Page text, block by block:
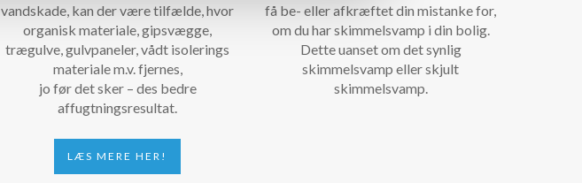
vandskade, kan der være tilfælde, hvor
organisk materiale, gipsvægge,
trægulve, gulvpaneler, vådt isolerings
materiale m.v. fjernes,
jo før det sker – des bedre
affugtningsresultat.
LÆS MERE HER!
få be- eller afkræftet din mistanke for,
om du har skimmelsvamp i din bolig.
Dette uanset om det synlig
skimmelsvamp eller skjult
skimmelsvamp.